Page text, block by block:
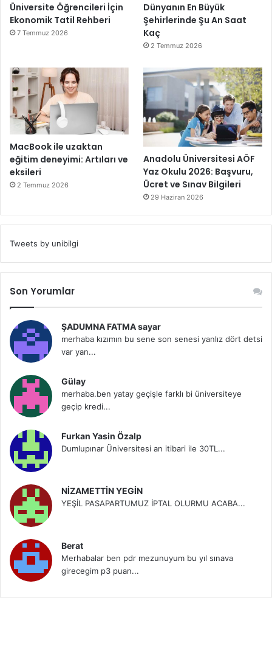
Üniversite Öğrencileri İçin
Ekonomik Tatil Rehberi
7 Temmuz 2026
Dünyanın En Büyük
Şehirlerinde Şu An Saat
Kaç
2 Temmuz 2026
MacBook ile uzaktan
eğitim deneyimi: Artıları ve
eksileri
2 Temmuz 2026
Anadolu Üniversitesi AÖF
Yaz Okulu 2026: Başvuru,
Ücret ve Sınav Bilgileri
29 Haziran 2026
Tweets by unibilgi
Son Yorumlar
ŞADUMNA FATMA sayar
merhaba kızımın bu sene son senesi yanlız dört detsi
var yan...
Gülay
merhaba.ben yatay geçişle farklı bi üniversiteye
geçip kredi...
Furkan Yasin Özalp
Dumlupınar Üniversitesi an itibari ile 30TL...
NİZAMETTİN YEGİN
YEŞİL PASAPARTUMUZ İPTAL OLURMU ACABA...
Berat
Merhabalar ben pdr mezunuyum bu yıl sınava
girecegim p3 puan...